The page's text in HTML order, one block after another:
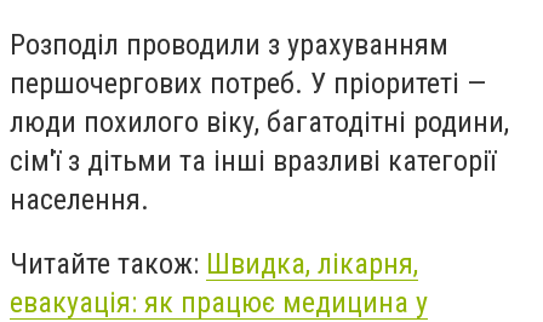
Розподіл проводили з урахуванням
першочергових потреб. У пріоритеті —
люди похилого віку, багатодітні родини,
сім'ї з дітьми та інші вразливі категорії
населення.
Читайте також: Швидка, лікарня,
евакуація: як працює медицина у